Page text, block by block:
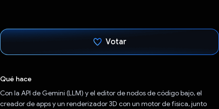
Votar
Qué hace
Con la API de Gemini (LLM) y el editor de nodos de código bajo, el
creador de apps y un renderizador 3D con un motor de física, junto